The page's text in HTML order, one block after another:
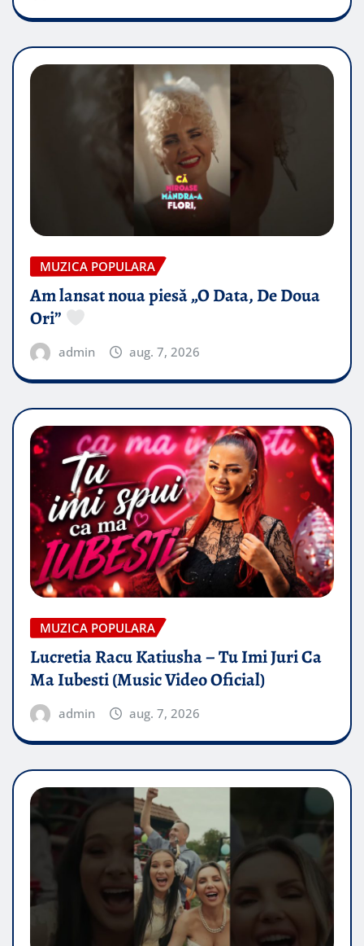
MUZICA POPULARA
Am lansat noua piesă „O Data, De Doua
Ori”
admin aug. 7, 2026
MUZICA POPULARA
Lucretia Racu Katiusha – Tu Imi Juri Ca
Ma Iubesti (Music Video Oficial)
admin aug. 7, 2026